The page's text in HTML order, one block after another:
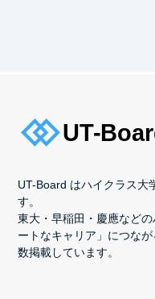
UT-Board はハイクラス大
す。
東大・早稲田・慶應など
ートなキャリア」につな
数掲載しています。